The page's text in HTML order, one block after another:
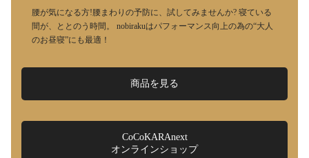
腰が気になる方!腰まわりの予防に、試してみませんか? 寝ている
間が、ととのう時間。 nobirakuはパフォーマンス向上の為の“大人
のお昼寝”にも最適！
商品を見る
CoCoKARAnext
オンラインショップ